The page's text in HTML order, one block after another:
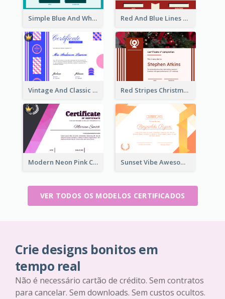
Simple Blue And White Rectangle Certificate Red And Blue Lines And Badge Completion Certificate
Vintage And Classic Vibrant Certificate Design Ideas Red Stripes Christmas Decorations Certificate
Modern Neon Pink Color Certificate Design Idea Sunset Vibe Awesome Graphic Certificate Design
VER TODOS OS MODELOS CERTIFICADOS
Crie designs bonitos em
tempo real
Não é necessário cartão de crédito. Sem contratos
para cancelar. Sem downloads. Sem custos ocultos.